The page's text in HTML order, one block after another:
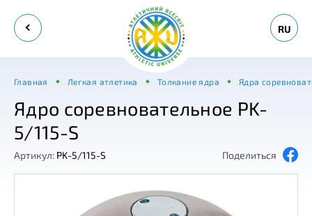
RU
Главная Легкая атлетика Толкание ядра Ядра
Артикул: PK-5/115-S Поделиться
Ядро соревновательное PK-
5/115-S